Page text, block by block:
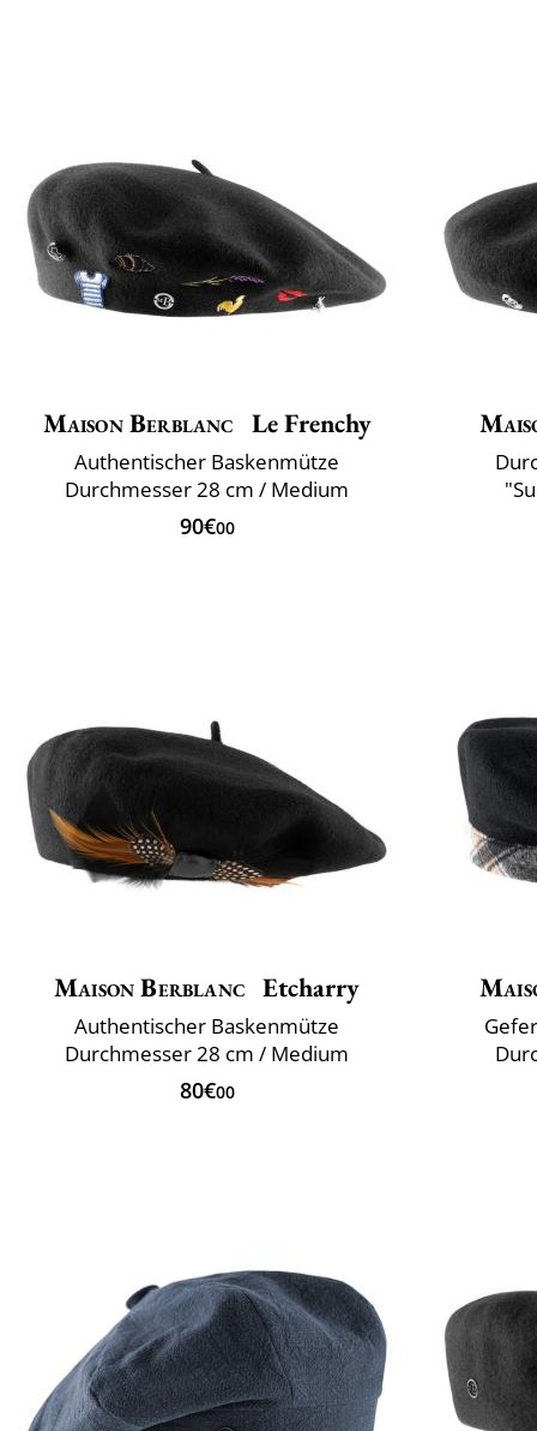
Maison Berblanc Le Frenchy
Authentischer Baskenmütze
Durchmesser 28 cm / Medium
90€00
Maison Berblanc Etcharry
Authentischer Baskenmütze
Durchmesser 28 cm / Medium
80€00